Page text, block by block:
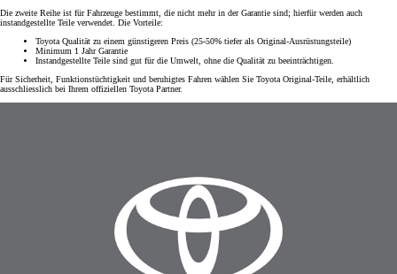
Die zweite Reihe ist für Fahrzeuge bestimmt, die nicht mehr in der Garantie sind; hierfür werden auch
instandgestellte Teile verwendet. Die Vorteile:
Toyota Qualität zu einem günstigeren Preis (25-50% tiefer als Original-Ausrüstungsteile)
Minimum 1 Jahr Garantie
Instandgestellte Teile sind gut für die Umwelt, ohne die Qualität zu beeinträchtigen.
Für Sicherheit, Funktionstüchtigkeit und beruhigtes Fahren wählen Sie Toyota Original-Teile, erhältlich
ausschliesslich bei Ihrem offiziellen Toyota Partner.